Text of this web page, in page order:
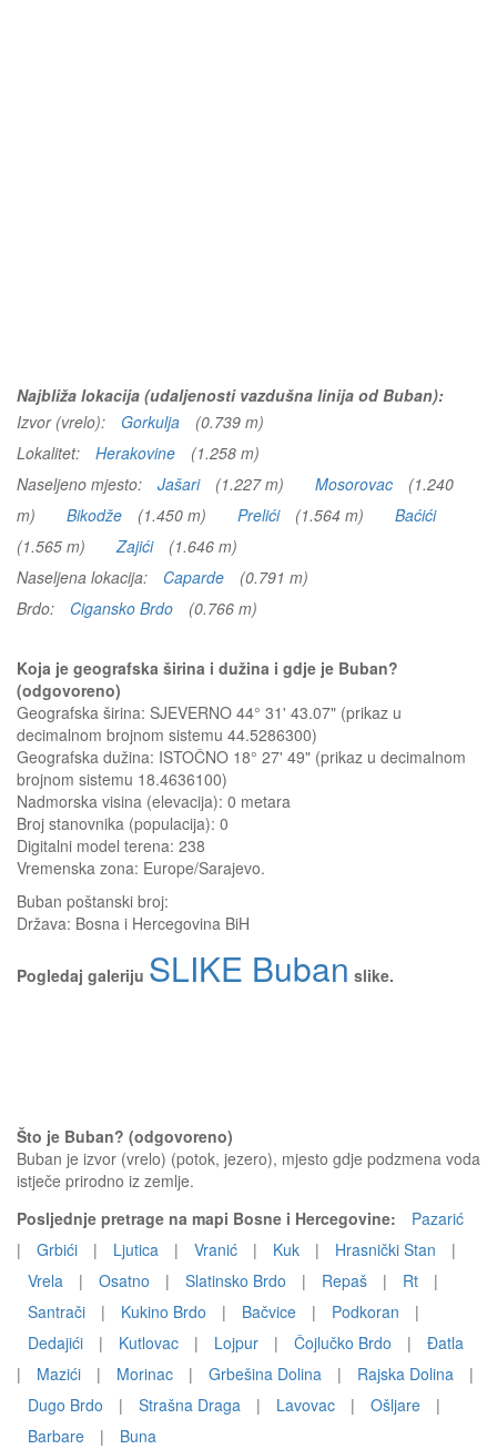
Najbliža lokacija (udaljenosti vazdušna linija od Buban):
Izvor (vrelo):
Gorkulja
(0.739 m)
Lokalitet:
Herakovine
(1.258 m)
Naseljeno mjesto:
Jašari (1.227 m) Mosorovac
(1.240
m)
Bikodže (1.450 m) Prelići (1.564 m)
Baćići
(1.565 m)
Zajići
(1.646 m)
Naseljena lokacija:
Caparde
(0.791 m)
Brdo:
Cigansko Brdo (0.766 m)
Koja je geografska širina i dužina i gdje je Buban?
(odgovoreno)
Geografska širina: SJEVERNO 44° 31' 43.07" (prikaz u
decimalnom brojnom sistemu 44.5286300)
Geografska dužina: ISTOČNO 18° 27' 49" (prikaz u decimalnom
brojnom sistemu 18.4636100)
Nadmorska visina (elevacija): 0 metara
Broj stanovnika (populacija): 0
Digitalni model terena: 238
Vremenska zona: Europe/Sarajevo.
Buban poštanski broj:
Država: Bosna i Hercegovina BiH
Pogledaj galeriju SLIKE Buban slike.
Što je Buban? (odgovoreno)
Buban je izvor (vrelo) (potok, jezero), mjesto gdje podzmena voda
istječe prirodno iz zemlje.
Posljednje pretrage na mapi Bosne i Hercegovine:
Pazarić
|
Grbići | Ljutica | Vranić | Kuk | Hrasnički Stan
|
Vrela
| Osatno | Slatinsko Brdo | Repaš | Rt
|
Santrači
| Kukino Brdo | Bačvice | Podkoran
|
Dedajići
| Kutlovac | Lojpur | Čojlučko Brdo |
Đatla
|
Mazići | Morinac | Grbešina Dolina | Rajska Dolina
|
Dugo Brdo
| Strašna Draga | Lavovac | Ošljare
|
Barbare
| Buna